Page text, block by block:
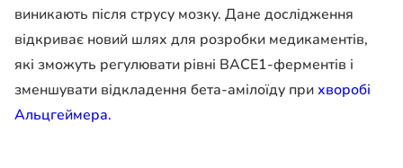
виникають після струсу мозку. Дане дослідження
відкриває новий шлях для розробки медикаментів,
які зможуть регулювати рівні BACE1-ферментів і
зменшувати відкладення бета-амілоїду при хворобі
Альцгеймера.